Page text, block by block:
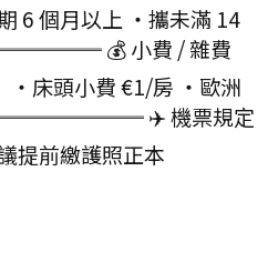
以上 ・攜未滿 14
💰 小費 / 雜費
小費 €1/房 ・歐洲
✈️ 機票規定
繳護照正本